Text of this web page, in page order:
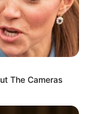
The Cameras